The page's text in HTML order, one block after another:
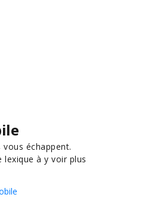
échappent.
lexique à y voir plus